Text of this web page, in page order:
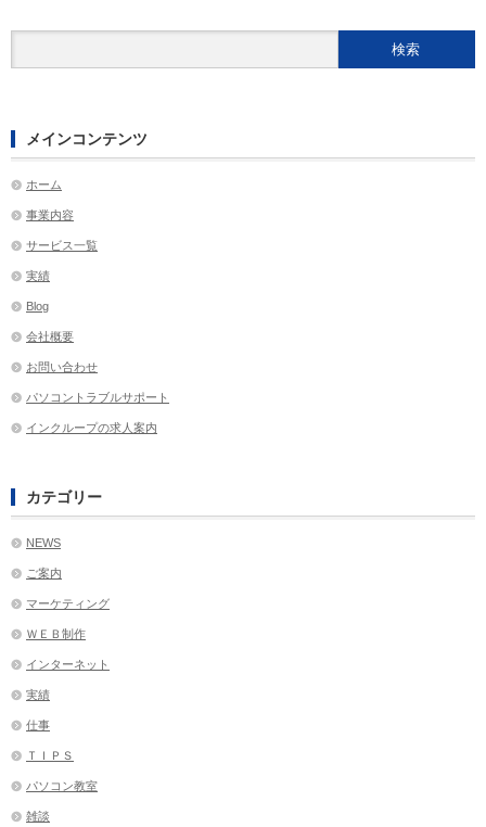
メインコンテンツ
ホーム
事業内容
サービス一覧
実績
Blog
会社概要
お問い合わせ
パソコントラブルサポート
インクループの求人案内
カテゴリー
NEWS
ご案内
マーケティング
ＷＥＢ制作
インターネット
実績
仕事
ＴＩＰＳ
パソコン教室
雑談